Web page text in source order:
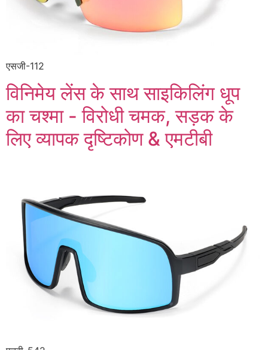
एसजी-112
विनिमेय लेंस के साथ साइकिलिंग धूप
का चश्मा - विरोधी चमक, सड़क के
लिए व्यापक दृष्टिकोण & एमटीबी